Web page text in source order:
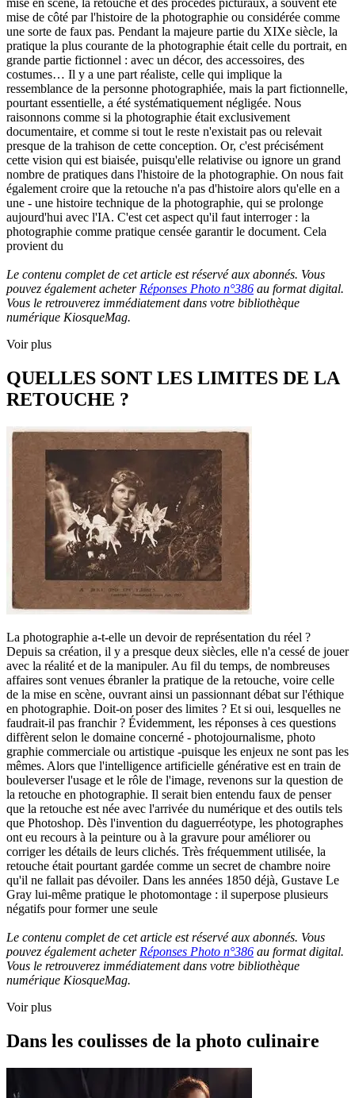
mise en scène, la retouche et des procédés picturaux, a souvent été
mise de côté par l'histoire de la photographie ou considérée comme
une sorte de faux pas. Pendant la majeure partie du XIXe siècle, la
pratique la plus courante de la photographie était celle du portrait, en
grande partie fictionnel : avec un décor, des accessoires, des
costumes… Il y a une part réaliste, celle qui implique la
ressemblance de la personne photographiée, mais la part fictionnelle,
pourtant essentielle, a été systématiquement négligée. Nous
raisonnons comme si la photographie était exclusivement
documentaire, et comme si tout le reste n'existait pas ou relevait
presque de la trahison de cette conception. Or, c'est précisément
cette vision qui est biaisée, puisqu'elle relativise ou ignore un grand
nombre de pratiques dans l'histoire de la photographie. On nous fait
également croire que la retouche n'a pas d'histoire alors qu'elle en a
une - une histoire technique de la photographie, qui se prolonge
aujourd'hui avec l'IA. C'est cet aspect qu'il faut interroger : la
photographie comme pratique censée garantir le document. Cela
provient du
Le contenu complet de cet article est réservé aux abonnés. Vous
pouvez également acheterRéponses Photo n°386 au format digital.
Vous le retrouverez immédiatement dans votre bibliothèque
numérique KiosqueMag.
Voir plus
QUELLES SONT LES LIMITES DE LA
RETOUCHE ?
La photographie a-t-elle un devoir de représentation du réel ?
Depuis sa création, il y a presque deux siècles, elle n'a cessé de jouer
avec la réalité et de la manipuler. Au fil du temps, de nombreuses
affaires sont venues ébranler la pratique de la retouche, voire celle
de la mise en scène, ouvrant ainsi un passionnant débat sur l'éthique
en photographie. Doit-on poser des limites ? Et si oui, lesquelles ne
faudrait-il pas franchir ? Évidemment, les réponses à ces questions
diffèrent selon le domaine concerné - photojournalisme, photo
graphie commerciale ou artistique -puisque les enjeux ne sont pas les
mêmes. Alors que l'intelligence artificielle générative est en train de
bouleverser l'usage et le rôle de l'image, revenons sur la question de
la retouche en photographie. Il serait bien entendu faux de penser
que la retouche est née avec l'arrivée du numérique et des outils tels
que Photoshop. Dès l'invention du daguerréotype, les photographes
ont eu recours à la peinture ou à la gravure pour améliorer ou
corriger les détails de leurs clichés. Très fréquemment utilisée, la
retouche était pourtant gardée comme un secret de chambre noire
qu'il ne fallait pas dévoiler. Dans les années 1850 déjà, Gustave Le
Gray lui-même pratique le photomontage : il superpose plusieurs
négatifs pour former une seule
Le contenu complet de cet article est réservé aux abonnés. Vous
pouvez également acheter Réponses Photo n°386 au format digital.
Vous le retrouverez immédiatement dans votre bibliothèque
numérique KiosqueMag.
Voir plus
Dans les coulisses de la photo culinaire